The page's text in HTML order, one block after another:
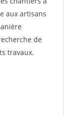
aux artisans
de
travaux.